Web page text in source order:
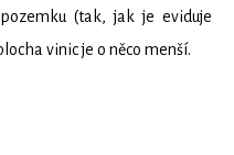
(tak, jak je eviduje
vinic je o něco menší.